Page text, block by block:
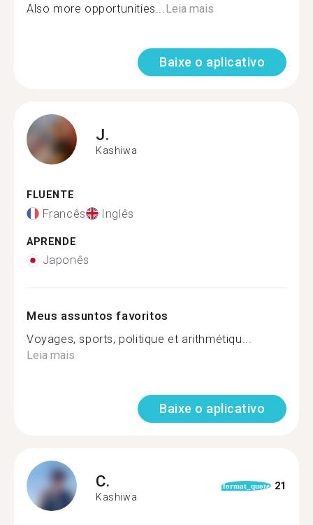
Also more opportunities...Leia mais
Baixe o aplicativo
J.
Kashiwa
FLUENTE
Francês Inglês
APRENDE
Japonês
Meus assuntos favoritos
Voyages, sports, politique et arithmétiqu...
Leia mais
Baixe o aplicativo
C.
Kashiwa
format_quote 21